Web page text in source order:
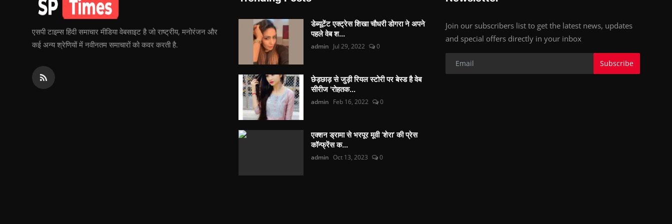
एसपी टाइम्स हिंदी समाचार मीडिया वेबसाइट है जो राष्ट्रीय, मनोरंजन और
कई अन्य श्रेणियों में नवीनतम समाचारों को कवर करती है.
डेब्यूटेंट एक्ट्रेस शिखा चौधरी डोगरा ने अपने
पहले वेब श...
admin Jul 29, 2022 0
छेड़छाड़ से जुड़ी रियल स्टोरी पर बेस्ड है वेब
सीरीज 'रोहतक...
admin Feb 16, 2022 0
एक्शन ड्रामा से भरपूर मूवी ‘शेरा’ की प्रेस
कॉन्फ्रेंस क...
admin Oct 13, 2023 0
Join our subscribers list to get the latest news, updates
and special offers directly in your inbox
Subscribe